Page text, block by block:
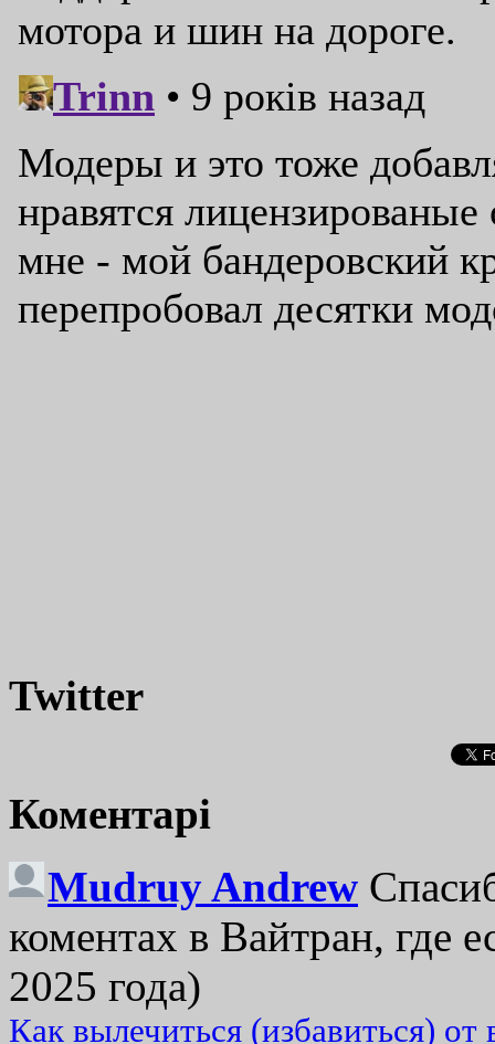
Twitter
Коментарі
Mudruy Andrew
коментах в Вайтран, где
2025 года)
Как вылечиться (избавиться)